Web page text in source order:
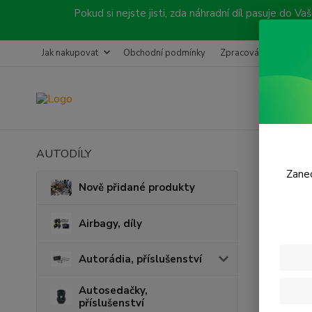
Pokud si nejste jisti, zda náhradní díl pasuje do
Jak nakupovat Obchodní podmínky Zpracování objednávky
AUTODÍLY
Nově přidané produkty
Airbagy, díly
Autorádia, příslušenství
Autosedačky,
příslušenství